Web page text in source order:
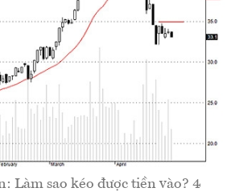
Làm sao kéo được tiền vào? 4